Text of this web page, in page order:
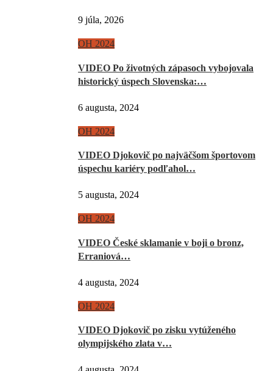
9 júla, 2026
OH 2024
VIDEO Po životných zápasoch vybojovala
historický úspech Slovenska:…
6 augusta, 2024
OH 2024
VIDEO Djokovič po najväčšom športovom
úspechu kariéry podľahol…
5 augusta, 2024
OH 2024
VIDEO České sklamanie v boji o bronz,
Erraniová…
4 augusta, 2024
OH 2024
VIDEO Djokovič po zisku vytúženého
olympijského zlata v…